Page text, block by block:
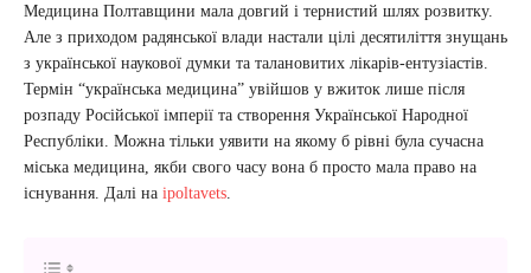
Медицина Полтавщини мала довгий і тернистий шлях розвитку.
Але з приходом радянської влади настали цілі десятиліття знущань
з української наукової думки та талановитих лікарів-ентузіастів.
Термін “українська медицина” увійшов у вжиток лише після
розпаду Російської імперії та створення Української Народної
Республіки. Можна тільки уявити на якому б рівні була сучасна
міська медицина, якби свого часу вона б просто мала право на
існування. Далі на ipoltavets